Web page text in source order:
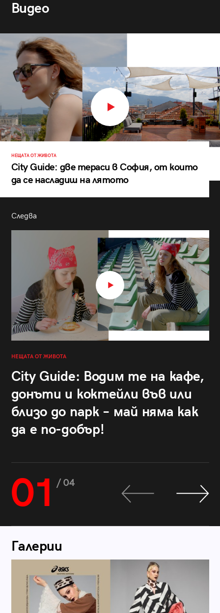
Видео
НЕЩАТА ОТ ЖИВОТА
City Guide: две тераси в София, от които
да се насладиш на лятото
Следва
НЕЩАТА ОТ ЖИВОТА
City Guide: Водим те на кафе,
донъти и коктейли във или
близо до парк – май няма как
да е по-добър!
01 / 04
Галерии